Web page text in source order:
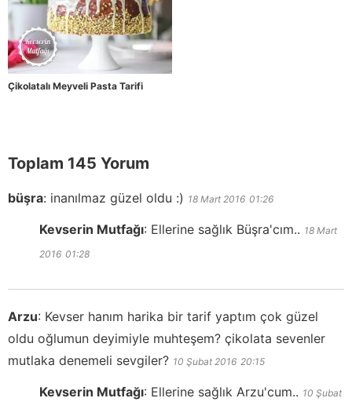
Çikolatalı Meyveli Pasta Tarifi
Toplam 145 Yorum
büşra: inanılmaz güzel oldu :) 18 Mart 2016 01:26
Kevserin Mutfağı: Ellerine sağlık Büşra'cım.. 18 Mart
2016 01:28
Arzu: Kevser hanım harika bir tarif yaptım çok güzel
oldu oğlumun deyimiyle muhteşem? çikolata sevenler
mutlaka denemeli sevgiler? 10 Şubat 2016 20:15
Kevserin Mutfağı: Ellerine sağlık Arzu'cum.. 10 Şubat